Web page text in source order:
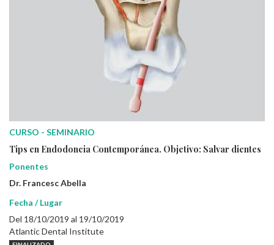
CURSO - SEMINARIO
Tips en Endodoncia Contemporánea. Objetivo: Salvar dientes
Ponentes
Dr. Francesc Abella
Fecha / Lugar
Del 18/10/2019 al 19/10/2019
Atlantic Dental Institute